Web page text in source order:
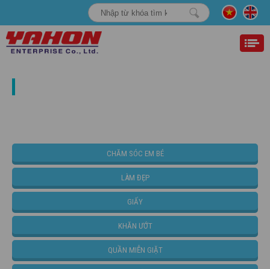
CHĂM SÓC EM BÉ
LÀM ĐẸP
GIẤY
KHĂN ƯỚT
QUẦN MIỄN GIẶT